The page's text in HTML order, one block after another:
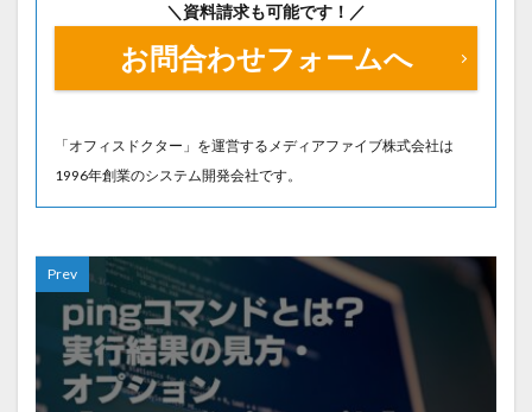
＼資料請求も可能です！／
お問合わせフォームへ
「オフィスドクター」を運営するメディアファイブ株式会社は
1996年創業のシステム開発会社です。
Prev